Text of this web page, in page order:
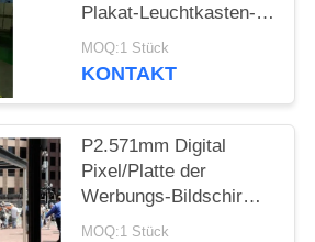
Plakat-Leuchtkasten-
Anzeigen 1200cd/㎡
MOQ:1 Stück
KONTAKT
P2.571mm Digital
Pixel/Platte der
Werbungs-Bildschirm-
169344
MOQ:1 Stück